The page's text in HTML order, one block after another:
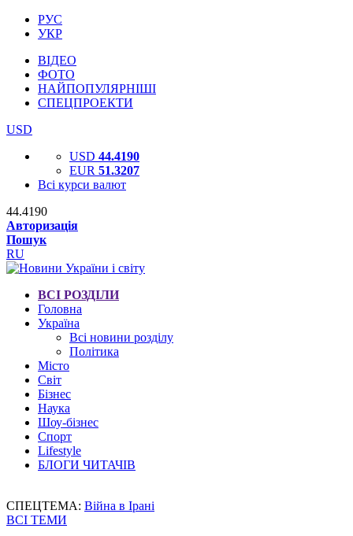
РУС
УКР
ВІДЕО
ФОТО
НАЙПОПУЛЯРНІШІ
СПЕЦПРОЕКТИ
USD
USD 44.4190
EUR 51.3207
Всі курси валют
44.4190
Авторизація
Пошук
RU
ВСІ РОЗДІЛИ
Головна
Україна
Всі новини розділу
Політика
Місто
Світ
Бізнес
Наука
Шоу-бізнес
Спорт
Lifestyle
БЛОГИ ЧИТАЧІВ
СПЕЦТЕМА: Війна в Ірані
ВСІ ТЕМИ